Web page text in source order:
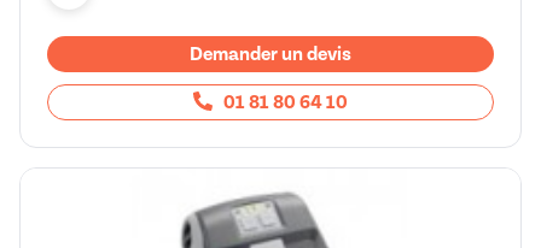
Demander un devis
01 81 80 64 10